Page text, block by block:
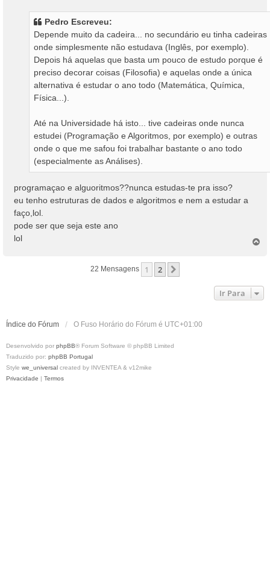
Pedro Escreveu:
Depende muito da cadeira... no secundário eu tinha cadeiras
onde simplesmente não estudava (Inglês, por exemplo).
Depois há aquelas que basta um pouco de estudo porque é
preciso decorar coisas (Filosofia) e aquelas onde a única
alternativa é estudar o ano todo (Matemática, Química,
Física...).
Até na Universidade há isto... tive cadeiras onde nunca
estudei (Programação e Algoritmos, por exemplo) e outras
onde o que me safou foi trabalhar bastante o ano todo
(especialmente as Análises).
programaçao e alguoritmos??nunca estudas-te pra isso?
eu tenho estruturas de dados e algoritmos e nem a estudar a
faço,lol.
pode ser que seja este ano
lol
22 Mensagens 1 2
Ir Para
Índice do Fórum O Fuso Horário do Fórum é UTC+01:00
Desenvolvido por phpBB® Forum Software © phpBB Limited
Traduzido por: phpBB Portugal
Style we_universal created by INVENTEA & v12mike
Privacidade | Termos